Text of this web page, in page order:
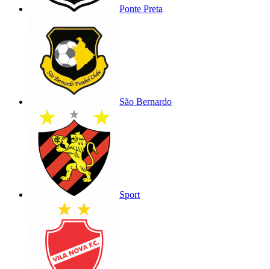
Ponte Preta
São Bernardo
Sport